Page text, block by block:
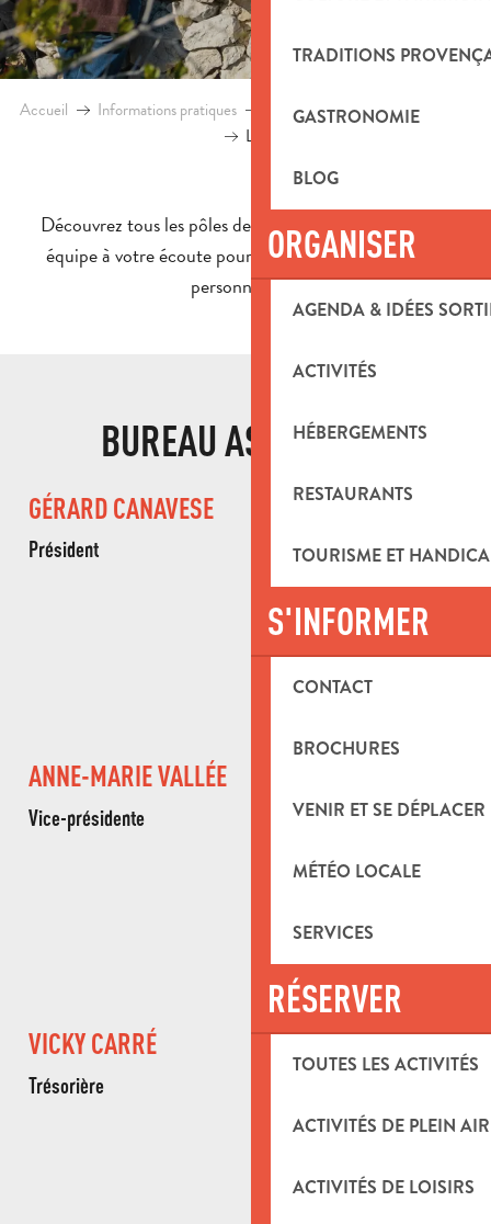
TRADITIONS
GASTRONOMIE
BLOG
ORGANISER
AGENDA & IDÉES
ACTIVITÉS
HÉBERGEMENTS
RESTAURANTS
TOURISME ET
S'INFORMER
CONTACT
BROCHURES
VENIR ET SE DÉPLACER
MÉTÉO LOCALE
SERVICES
RÉSERVER
TOUTES LES ACTIVITÉS
ACTIVITÉS DE PLEIN AIR
ACTIVITÉS DE LOISIRS
Accueil Informations pratiques
L’Office de Tourisme
L’équipe
Découvrez tous les pôles de l’Office de tourisme : une
équipe à votre écoute pour un accueil et des services
personnalisés !
BUREAU ASSOCIATIF
GÉRARD CANAVESE
Président
DANIELLE MENET
Vice-présidente
ANNE-MARIE VALLÉE
Vice-présidente
VICKY CARRÉ
Trésorière
EDMOND MATTONE